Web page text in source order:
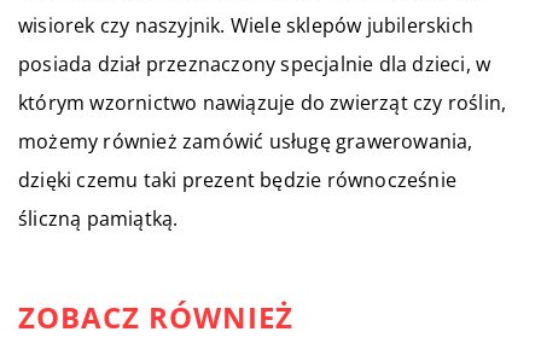
wisiorek czy naszyjnik. Wiele sklepów jubilerskich
posiada dział przeznaczony specjalnie dla dzieci, w
którym wzornictwo nawiązuje do zwierząt czy roślin,
możemy również zamówić usługę grawerowania,
dzięki czemu taki prezent będzie równocześnie
śliczną pamiątką.
ZOBACZ RÓWNIEŻ